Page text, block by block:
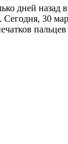
дней назад
Сегодня, 30
пальцев